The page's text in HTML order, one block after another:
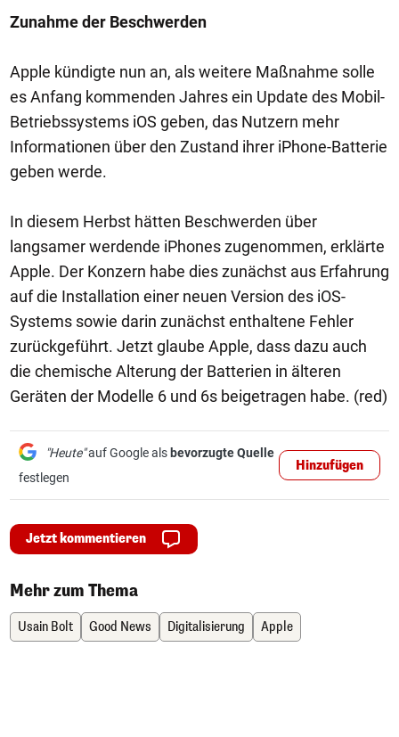
Zunahme der Beschwerden
Apple kündigte nun an, als weitere Maßnahme solle
es Anfang kommenden Jahres ein Update des Mobil-
Betriebssystems iOS geben, das Nutzern mehr
Informationen über den Zustand ihrer iPhone-Batterie
geben werde.
In diesem Herbst hätten Beschwerden über
langsamer werdende iPhones zugenommen, erklärte
Apple. Der Konzern habe dies zunächst aus Erfahrung
auf die Installation einer neuen Version des iOS-
Systems sowie darin zunächst enthaltene Fehler
zurückgeführt. Jetzt glaube Apple, dass dazu auch
die chemische Alterung der Batterien in älteren
Geräten der Modelle 6 und 6s beigetragen habe. (red)
"Heute"auf Google als bevorzugte Quelle
festlegen
Hinzufügen
Jetzt kommentieren
Mehr zum Thema
Usain Bolt Good News Digitalisierung Apple